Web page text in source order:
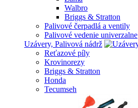
Walbro
Briggs & Stratton
Palivové čerpadlá a ventily
Palivové vedenie univerzalne
Uzávery, Palivová nádrž
Reťazové píly
Krovinorezy
Briggs & Stratton
Honda
Tecumseh